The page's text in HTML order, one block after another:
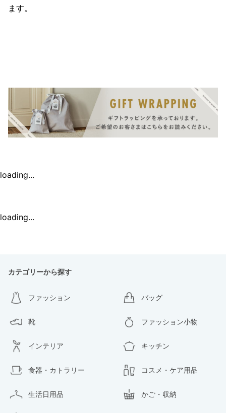
ます。
loading...
loading...
カテゴリーから探す
ファッション バッグ
靴 ファッション小物
インテリア キッチン
食器・カトラリー コスメ・ケア用品
生活日用品 かご・収納